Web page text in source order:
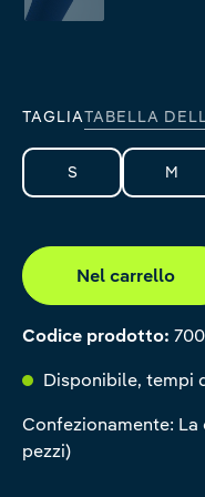
TAGLIATABELLA
S M
Nel carrello
Codice prodotto:
Disponibile, tempi
Confezionamente: La
pezzi)